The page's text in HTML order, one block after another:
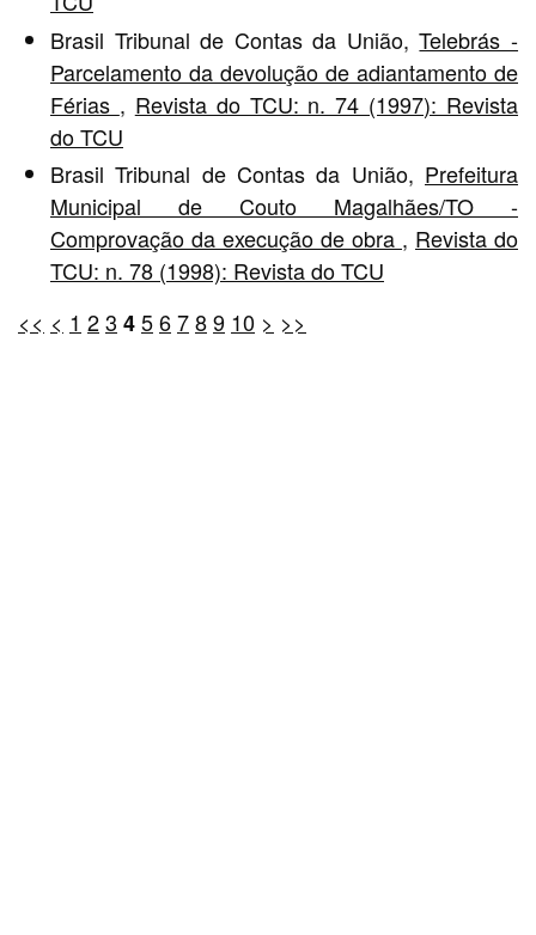
Brasil Tribunal de Contas da União,Telebrás -
Parcelamento da devolução de adiantamento de
Férias , Revista do TCU: n. 74 (1997): Revista
do TCU
Brasil Tribunal de Contas da União, Prefeitura
Municipal de Couto Magalhães/TO -
Comprovação da execução de obra , Revista do
TCU: n. 78 (1998): Revista do TCU
<< < 1 23 456789 10 > >>